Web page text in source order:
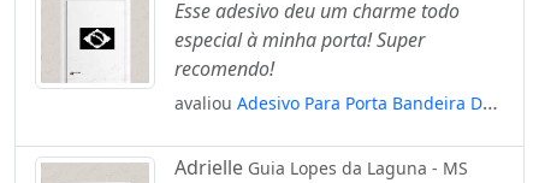
Esse adesivo deu um charme todo
especial à minha porta! Super
recomendo!
avaliou Adesivo Para Porta Bandeira Do
Adrielle Guia Lopes da Laguna - MS